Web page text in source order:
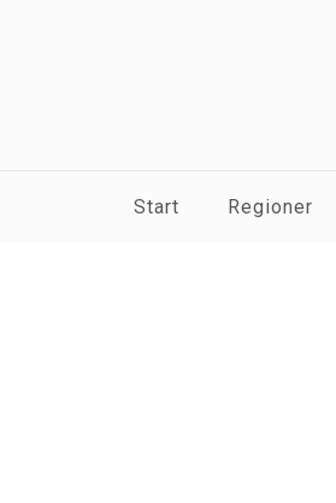
Start Regioner